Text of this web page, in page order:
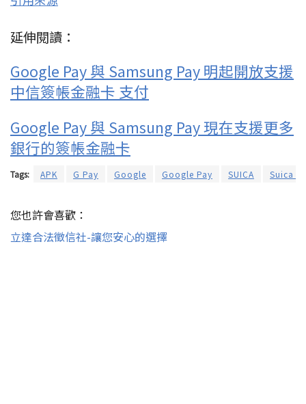
延伸閱讀：
Google Pay 與 Samsung Pay 明起開放支援
中信簽帳金融卡 支付
Google Pay 與 Samsung Pay 現在支援更多
銀行的簽帳金融卡
Tags: APK G Pay Google Google Pay SUICA Suica
您也許會喜歡：
立達合法徵信社-讓您安心的選擇